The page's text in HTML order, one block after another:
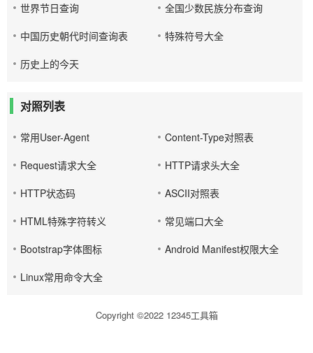
世界节日查询
全国少数民族分布查询
中国历史朝代时间查询表
特殊符号大全
历史上的今天
对照列表
常用User-Agent
Content-Type对照表
Request请求大全
HTTP请求头大全
HTTP状态码
ASCII对照表
HTML特殊字符转义
常见端口大全
Bootstrap字体图标
Android Manifest权限大全
Linux常用命令大全
Copyright ©2022 12345工具箱